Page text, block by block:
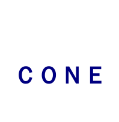
ＣＯＮＥ